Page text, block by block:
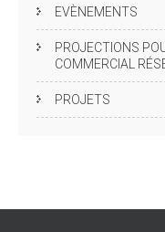
EVÈNEMENTS
PROJECTIONS
COMMERCIAL
PROJETS